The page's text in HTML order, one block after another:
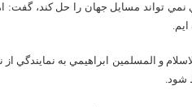
نمي تواند مسايل جهان را حل كند،
و المسلمين ابراهيمي به نمايندگي
شود.